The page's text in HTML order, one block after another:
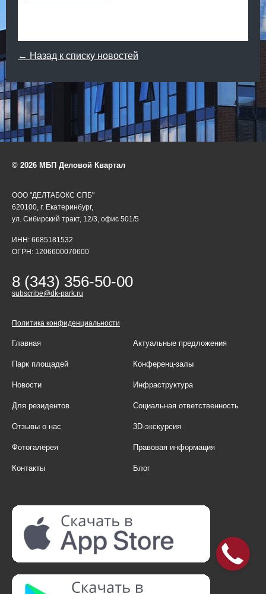
← Назад к списку новостей
© 2026 МБП Деловой Квартал
ООО "ДЕЛТАБОКС СПБ"
620100, г. Екатеринбург,
ул. Сибирский тракт, 12/3, офис 501/5
ИНН: 6685181532
ОГРН: 1206600070600
8 (343) 356-50-00
subscribe@dk-park.ru
Политика конфиденциальности
Главная Актуальные предложения
Парк площадей Конференц-залы
Новости Инфраструктура
Для резидентов Социальная ответственность
Отзывы о нас 3D-экскурсия
Фотогалерея Правовая информация
Контакты Блог